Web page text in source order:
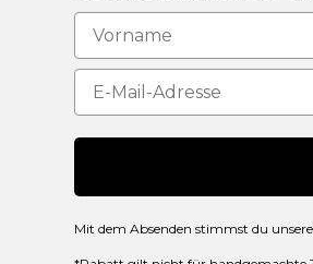
Mit dem Absenden stimmst du